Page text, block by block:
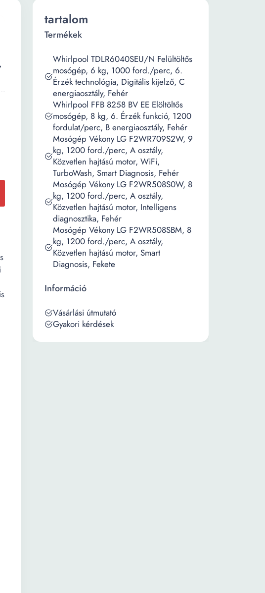
tartalom
Termékek
Whirlpool TDLR6040SEU/N Felültöltős
mosógép, 6 kg, 1000 ford./perc, 6.
Érzék technológia, Digitális kijelző, C
energiaosztály, Fehér
Whirlpool FFB 8258 BV EE Elöltöltős
mosógép, 8 kg, 6. Érzék funkció, 1200
fordulat/perc, B energiaosztály, Fehér
Mosógép Vékony LG F2WR709S2W, 9
kg, 1200 ford./perc, A osztály,
Közvetlen hajtású motor, WiFi,
TurboWash, Smart Diagnosis, Fehér
Mosógép Vékony LG F2WR508S0W, 8
kg, 1200 ford./perc, A osztály,
Közvetlen hajtású motor, Intelligens
diagnosztika, Fehér
Mosógép Vékony LG F2WR508SBM, 8
kg, 1200 ford./perc, A osztály,
Közvetlen hajtású motor, Smart
Diagnosis, Fekete
Információ
Vásárlási útmutató
Gyakori kérdések